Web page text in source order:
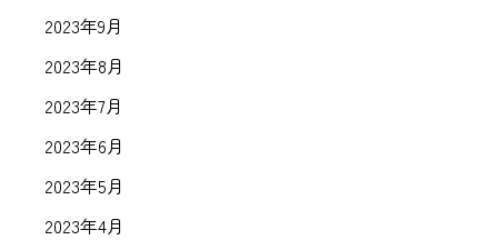
2023年9月
2023年8月
2023年7月
2023年6月
2023年5月
2023年4月